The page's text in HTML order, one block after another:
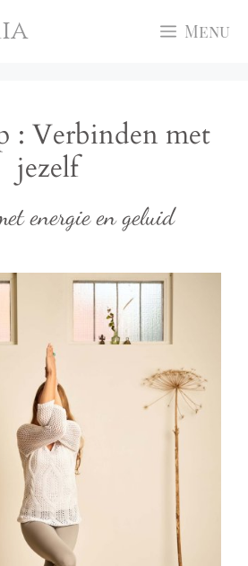
Menu
: Verbinden met
jezelf
energie en geluid